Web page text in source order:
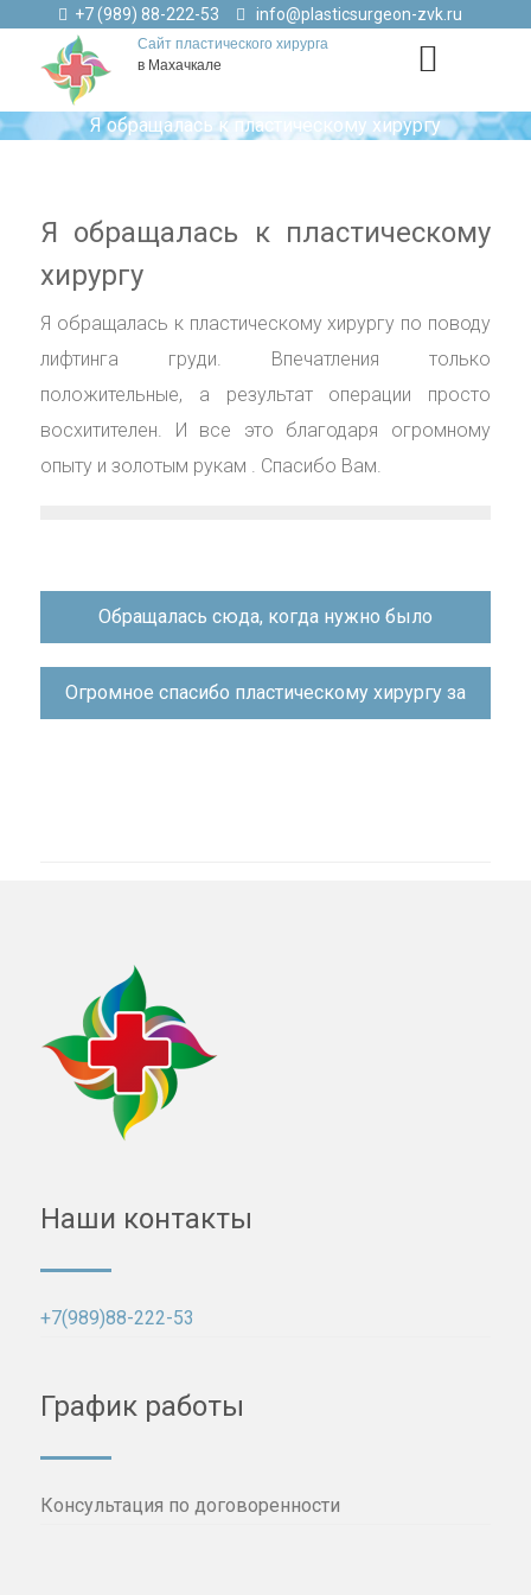
+7 (989) 88-222-53 info@plasticsurgeon-zvk.ru
Сайт пластического хирурга
в Махачкале
Я обращалась к пластическому хирургу
Я обращалась к пластическому
хирургу
Я обращалась к пластическому хирургу по поводу
лифтинга груди. Впечатления только
положительные, а результат операции просто
восхитителен. И все это благодаря огромному
опыту и золотым рукам . Спасибо Вам.
Навигация
Обращалась сюда, когда нужно было
Огромное спасибо пластическому хирургу за
Наши контакты
+7(989)88-222-53
График работы
Консультация по договоренности